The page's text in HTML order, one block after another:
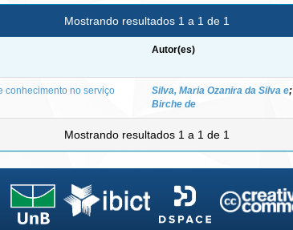
Mostrando resultados 1 a 1 de 1
Autor(es)
conhecimento no serviço
Silva, Maria Ozanira da Silva e;
Birche de
Mostrando resultados 1 a 1 de 1